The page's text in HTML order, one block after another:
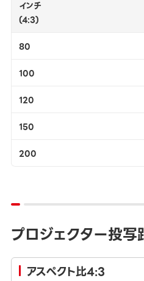
インチ
(4:3)
80
100
120
150
200
プロジェクター投写
アスペクト比4:3